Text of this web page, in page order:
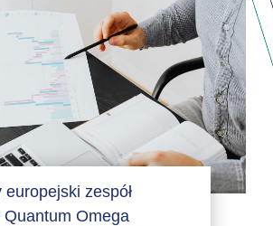
zespół
Omega